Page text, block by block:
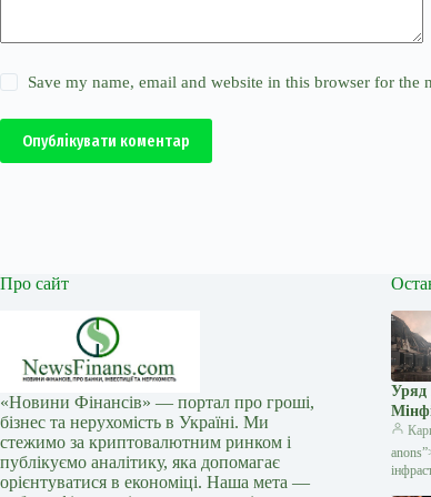
Save my name, email and website in this browser for the
Опублікувати коментар
Про сайт
«Новини Фінансів» — портал про гроші,
бізнес та нерухомість в Україні. Ми
стежимо за криптовалютним ринком і
публікуємо аналітику, яка допомагає
орієнтуватися в економіці. Наша мета —
Уряд